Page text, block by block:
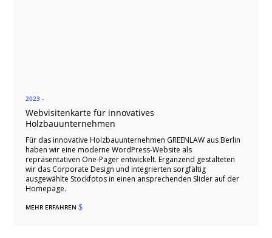
2023 -
Webvisitenkarte für innovatives
Holzbauunternehmen
Für das innovative Holzbauunternehmen GREENLAW aus Berlin
haben wir eine moderne WordPress-Website als
repräsentativen One-Pager entwickelt. Ergänzend gestalteten
wir das Corporate Design und integrierten sorgfältig
ausgewählte Stockfotos in einen ansprechenden Slider auf der
Homepage.
MEHR ERFAHREN$